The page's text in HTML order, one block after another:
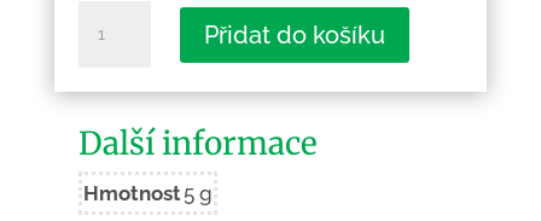
Přidat do košíku
Další informace
Hmotnost5 g